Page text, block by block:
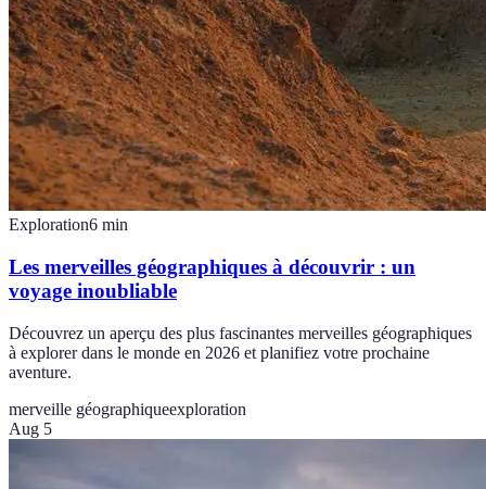
Exploration6 min
Les merveilles géographiques à découvrir : un
voyage inoubliable
Découvrez un aperçu des plus fascinantes merveilles géographiques
à explorer dans le monde en 2026 et planifiez votre prochaine
aventure.
merveille géographiqueexploration
Aug 5